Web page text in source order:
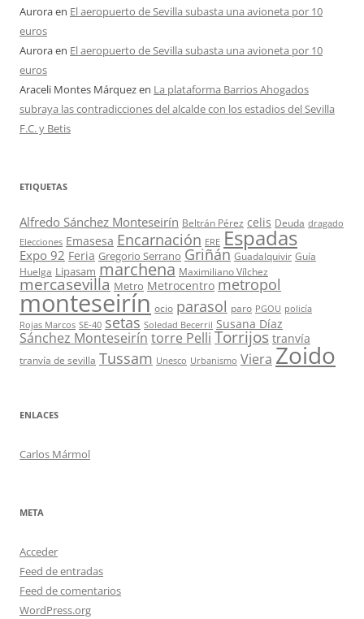
Auroraen El aeropuerto de Sevilla subasta una avioneta por 10
euros
Auroraen El aeropuerto de Sevilla subasta una avioneta por 10
euros
Araceli Montes Márquezen La plataforma Barrios Ahogados
subraya las contradicciones del alcalde con los estadios del Sevilla
F.C. y Betis
ETIQUETAS
Alfredo Sánchez Monteseirín Beltrán Pérez celis Deuda dragado
Elecciones Emasesa Encarnación ERE Espadas
Expo 92 Feria Gregorio Serrano Griñán Guadalquivir Guía
Huelga Lipasam marchena Maximiliano Vílchez
mercasevilla Metro Metrocentro metropol
monteseirín ocio parasol paro PGOU policía
Rojas Marcos SE-40 setas Soledad Becerril Susana Díaz
Sánchez Monteseirín torre Pelli Torrijos tranvía
tranvía de sevilla Tussam Unesco Urbanismo Viera Zoido
ENLACES
Carlos Mármol
META
Acceder
Feed de entradas
Feed de comentarios
WordPress.org